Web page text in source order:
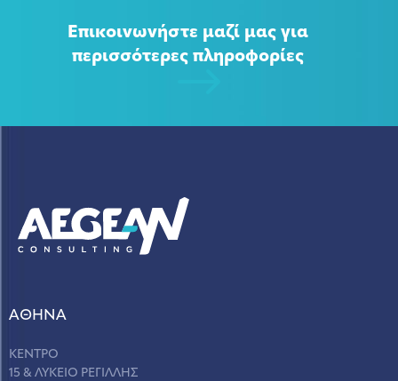
Επικοινωνήστε μαζί μας για
περισσότερες πληροφορίες
ΑΘΗΝΑ
ΚΕΝΤΡΟ
15 & ΛΥΚΕΙΟ ΡΕΓΙΛΛΗΣ